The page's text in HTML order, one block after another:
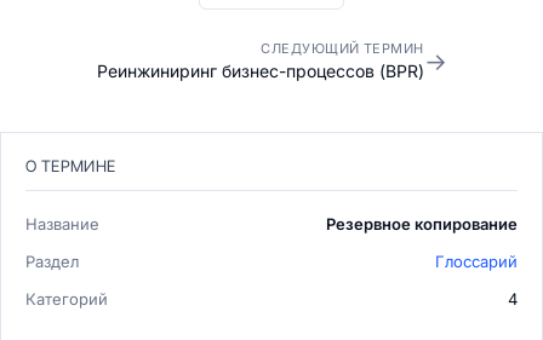
СЛЕДУЮЩИЙ ТЕРМИН
Реинжиниринг бизнес-процессов (BPR)→
О ТЕРМИНЕ
Название
Резервное копирование
Раздел
Глоссарий
Категорий
4